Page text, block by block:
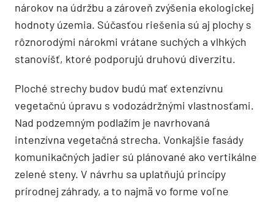
nárokov na údržbu a zároveň zvýšenia ekologickej
hodnoty územia. Súčasťou riešenia sú aj plochy s
rôznorodými nárokmi vrátane suchých a vlhkých
stanovíšť, ktoré podporujú druhovú diverzitu.
Ploché strechy budov budú mať extenzívnu
vegetačnú úpravu s vodozádržnými vlastnosťami.
Nad podzemným podlažím je navrhovaná
intenzívna vegetačná strecha. Vonkajšie fasády
komunikačných jadier sú plánované ako vertikálne
zelené steny. V návrhu sa uplatňujú princípy
prírodnej záhrady, a to najmä vo forme voľne